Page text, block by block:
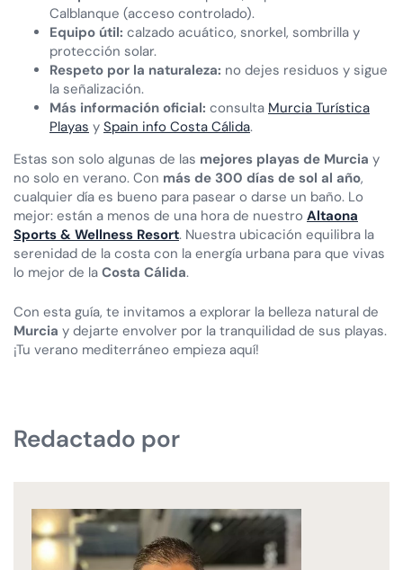
Calblanque (acceso controlado).
Equipo útil: calzado acuático, snorkel, sombrilla y
protección solar.
Respeto por la naturaleza: no dejes residuos y sigue
la señalización.
Más información oficial: consulta Murcia Turística
Playas y Spain info Costa Cálida.
Estas son solo algunas de las mejores playas de Murcia y
no solo en verano. Con más de 300 días de sol al año,
cualquier día es bueno para pasear o darse un baño. Lo
mejor: están a menos de una hora de nuestro Altaona
Sports & Wellness Resort. Nuestra ubicación equilibra la
serenidad de la costa con la energía urbana para que vivas
lo mejor de la Costa Cálida.
Con esta guía, te invitamos a explorar la belleza natural de
Murcia y dejarte envolver por la tranquilidad de sus playas.
¡Tu verano mediterráneo empieza aquí!
Redactado por